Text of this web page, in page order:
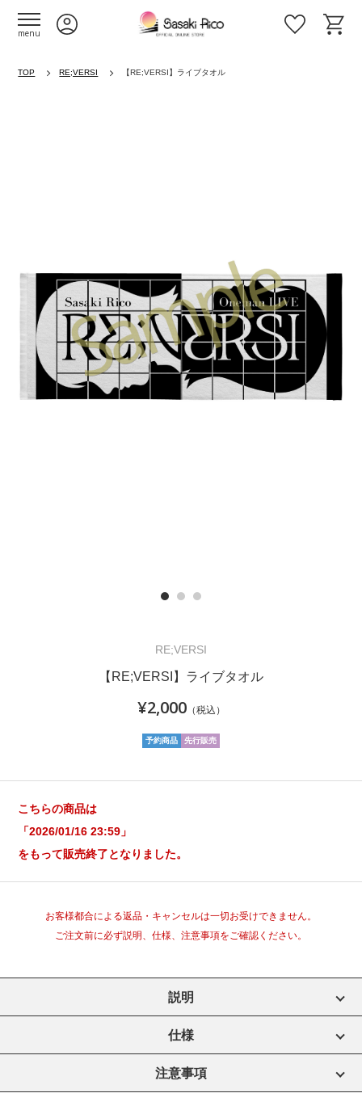
menu
TOP RE;VERSI 【RE;VERSI】ライブタオル
Previous
RE;VERSI
【RE;VERSI】ライブタオル
¥2,000（税込）
予約商品 先行販売
こちらの商品は
「2026/01/16 23:59」
をもって販売終了となりました。
お客様都合による返品・キャンセルは一切お受けできません。
ご注文前に必ず説明、仕様、注意事項をご確認ください。
説明
仕様
注意事項